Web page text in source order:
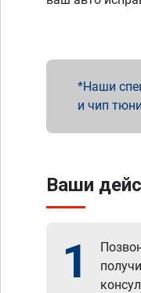
Наши
и чип
Ваши
1